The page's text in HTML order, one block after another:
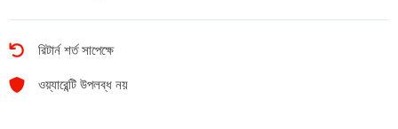
রিটার্ন শর্ত সাপেক্ষে
ওয়্যারেন্টি উপলব্ধ নয়